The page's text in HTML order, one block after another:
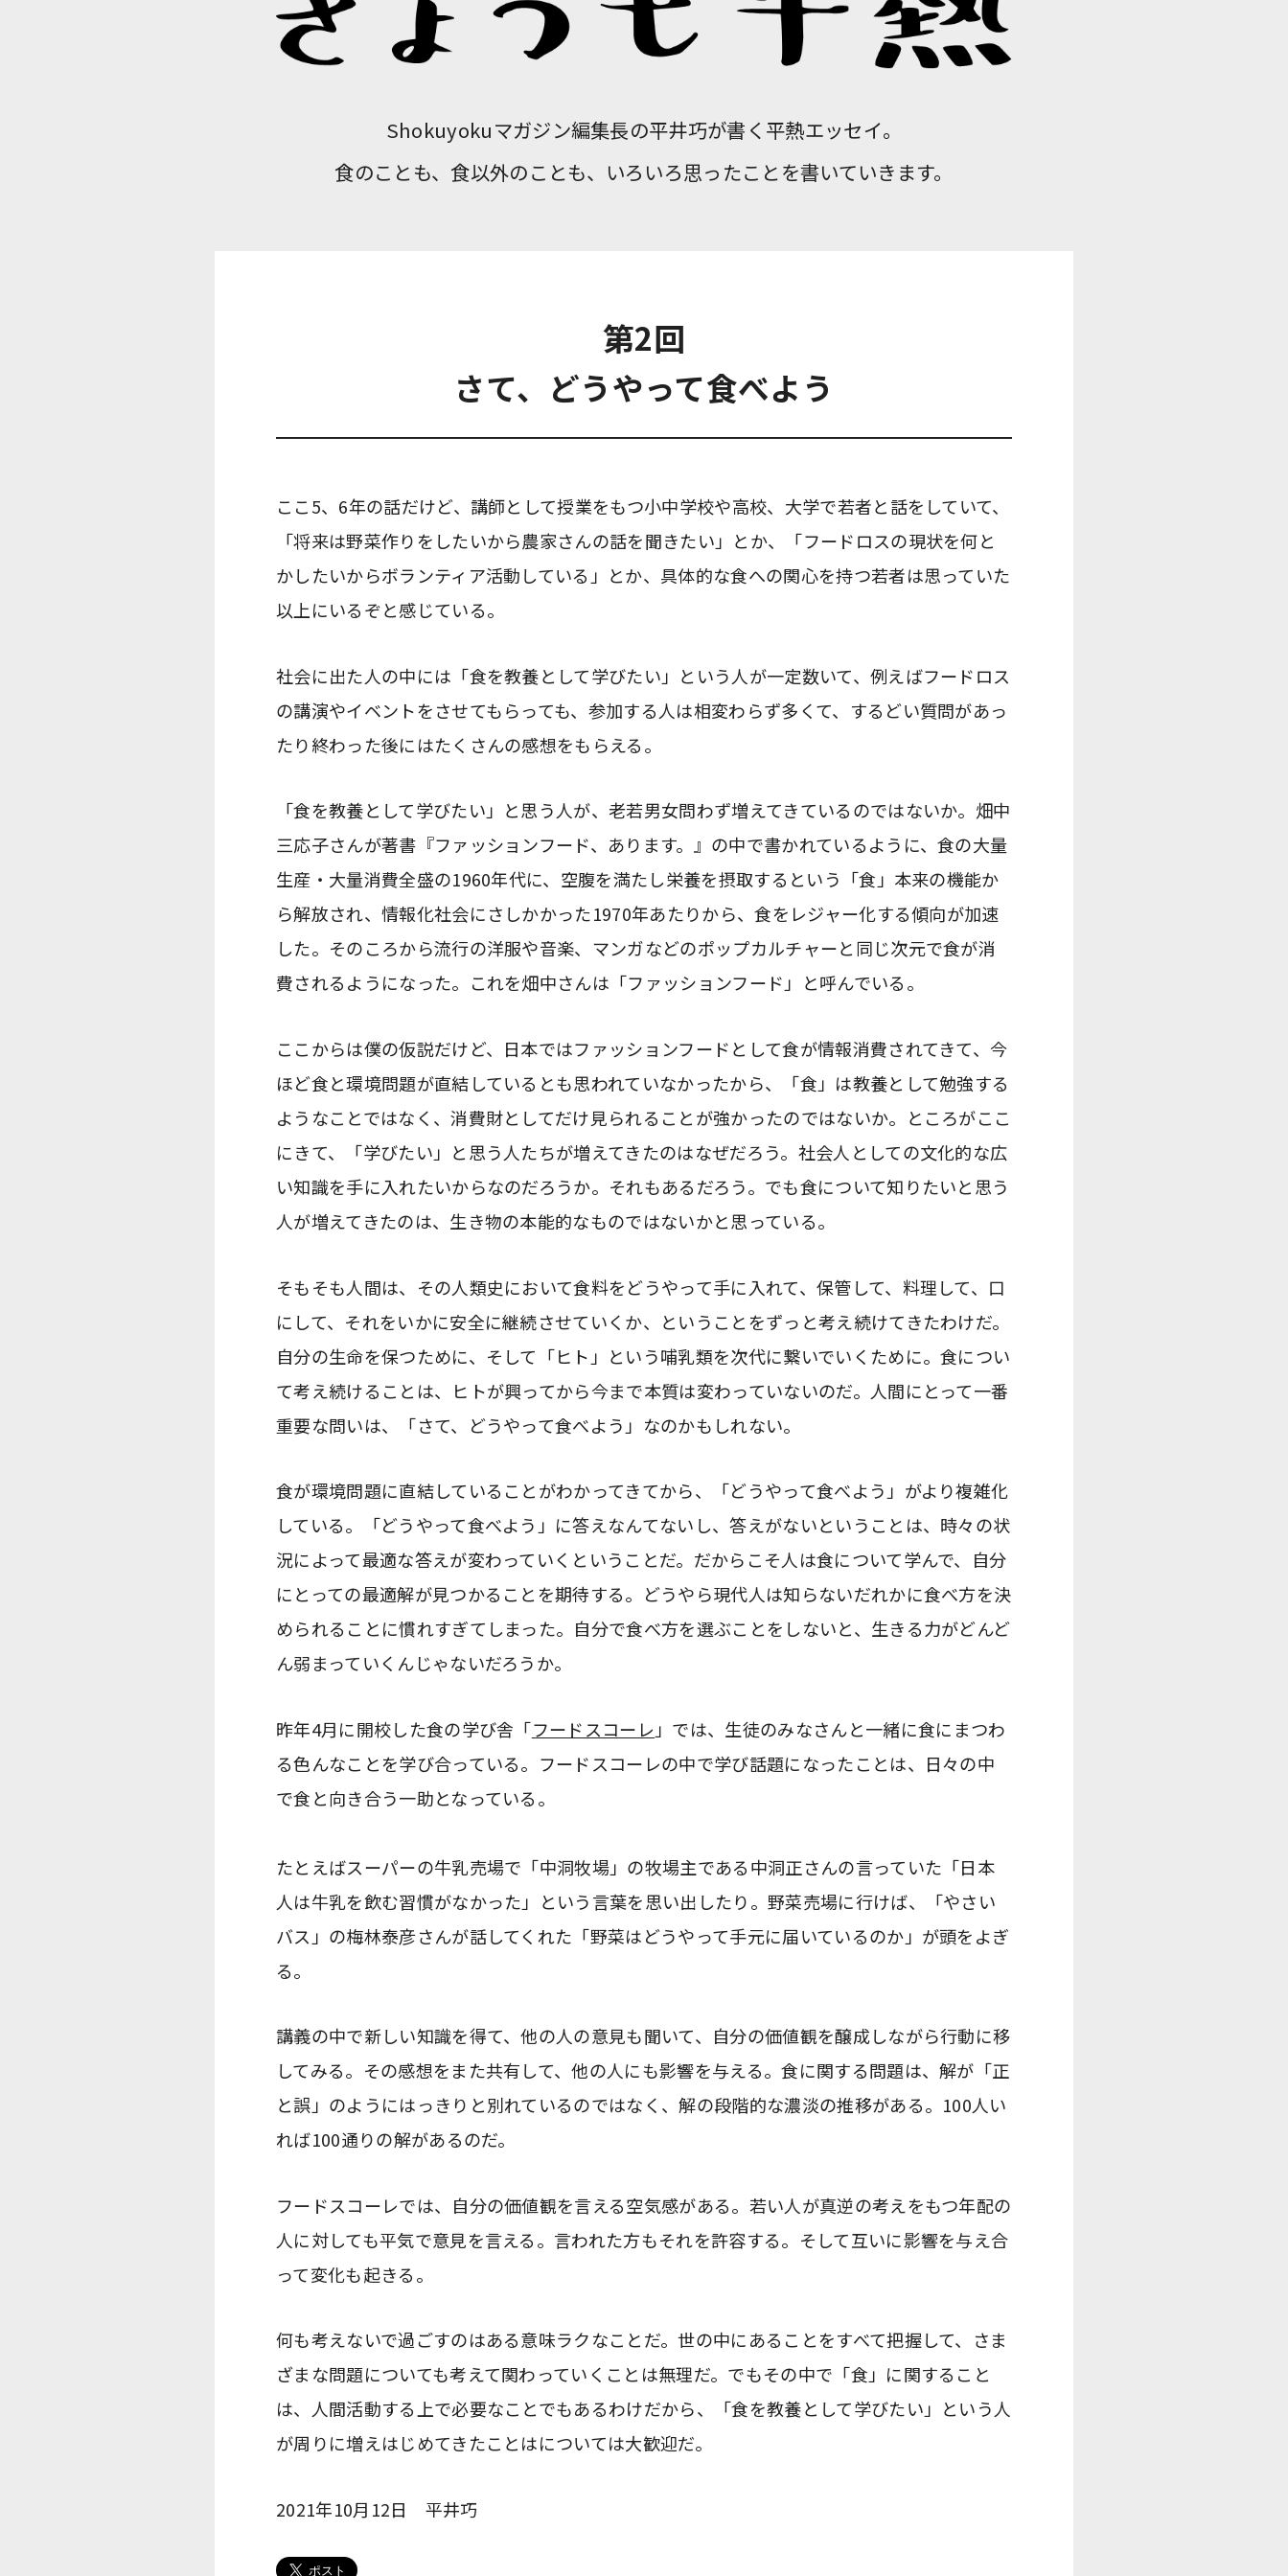
Shokuyokuマガジン編集長の平井巧が書く平熱エッセイ。
食のことも、食以外のことも、 いろいろ思ったことを書いていきます。
第2回
さて、どうやって食べよう
ここ5、6年の話だけど、講師として授業をもつ小中学校や高校、大学で若者と話をしていて、
「将来は野菜作りをしたいから農家さんの話を聞きたい」とか、「フードロスの現状を何と
かしたいからボランティア活動している」とか、具体的な食への関心を持つ若者は思っていた
以上にいるぞと感じている。
社会に出た人の中には「食を教養として学びたい」という人が一定数いて、例えばフードロス
の講演やイベントをさせてもらっても、参加する人は相変わらず多くて、するどい質問があっ
たり終わった後にはたくさんの感想をもらえる。
「食を教養として学びたい」と思う人が、老若男女問わず増えてきているのではないか。畑中
三応子さんが著書『ファッションフード、あります。』の中で書かれているように、食の大量
生産・大量消費全盛の1960年代に、空腹を満たし栄養を摂取するという「食」本来の機能か
ら解放され、情報化社会にさしかかった1970年あたりから、食をレジャー化する傾向が加速
した。そのころから流行の洋服や音楽、マンガなどのポップカルチャーと同じ次元で食が消
費されるようになった。これを畑中さんは「ファッションフード」と呼んでいる。
ここからは僕の仮説だけど、日本ではファッションフードとして食が情報消費されてきて、今
ほど食と環境問題が直結しているとも思われていなかったから、「食」は教養として勉強する
ようなことではなく、消費財としてだけ見られることが強かったのではないか。ところがここ
にきて、「学びたい」と思う人たちが増えてきたのはなぜだろう。社会人としての文化的な広
い知識を手に入れたいからなのだろうか。それもあるだろう。でも食について知りたいと思う
人が増えてきたのは、生き物の本能的なものではないかと思っている。
そもそも人間は、その人類史において食料をどうやって手に入れて、保管して、料理して、口
にして、それをいかに安全に継続させていくか、ということをずっと考え続けてきたわけだ。
自分の生命を保つために、そして「ヒト」という哺乳類を次代に繋いでいくために。食につい
て考え続けることは、ヒトが興ってから今まで本質は変わっていないのだ。人間にとって一番
重要な問いは、「さて、どうやって食べよう」なのかもしれない。
食が環境問題に直結していることがわかってきてから、「どうやって食べよう」がより複雑化
している。「どうやって食べよう」に答えなんてないし、答えがないということは、時々の状
況によって最適な答えが変わっていくということだ。だからこそ人は食について学んで、自分
にとっての最適解が見つかることを期待する。どうやら現代人は知らないだれかに食べ方を決
められることに慣れすぎてしまった。自分で食べ方を選ぶことをしないと、生きる力がどんど
ん弱まっていくんじゃないだろうか。
昨年4月に開校した食の学び舎「フードスコーレ 」では、生徒のみなさんと一緒に食にまつわ
る色んなことを学び合っている。フードスコーレの中で学び話題になったことは、日々の中
で食と向き合う一助となっている。
たとえばスーパーの牛乳売場で「中洞牧場」の牧場主である中洞正さんの言っていた「日本
人は牛乳を飲む習慣がなかった」という言葉を思い出したり。野菜売場に行けば、「やさい
バス」の梅林泰彦さんが話してくれた「野菜はどうやって手元に届いているのか」が頭をよぎ
る。
講義の中で新しい知識を得て、他の人の意見も聞いて、自分の価値観を醸成しながら行動に移
してみる。その感想をまた共有して、他の人にも影響を与える。食に関する問題は、解が「正
と誤」のようにはっきりと別れているのではなく、解の段階的な濃淡の推移がある。100人い
れば100通りの解があるのだ。
フードスコーレでは、自分の価値観を言える空気感がある。若い人が真逆の考えをもつ年配の
人に対しても平気で意見を言える。言われた方もそれを許容する。そして互いに影響を与え合
って変化も起きる。
何も考えないで過ごすのはある意味ラクなことだ。世の中にあることをすべて把握して、さま
ざまな問題についても考えて関わっていくことは無理だ。でもその中で「食」に関すること
は、人間活動する上で必要なことでもあるわけだから、「食を教養として学びたい」という人
が周りに増えはじめてきたことはについては大歓迎だ。
2021年10月12日 平井巧